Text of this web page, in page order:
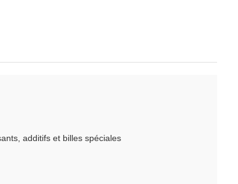
additifs et billes spéciales